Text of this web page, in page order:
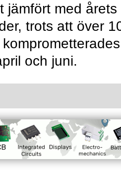
jämfört med årets
trots att över
och juni.